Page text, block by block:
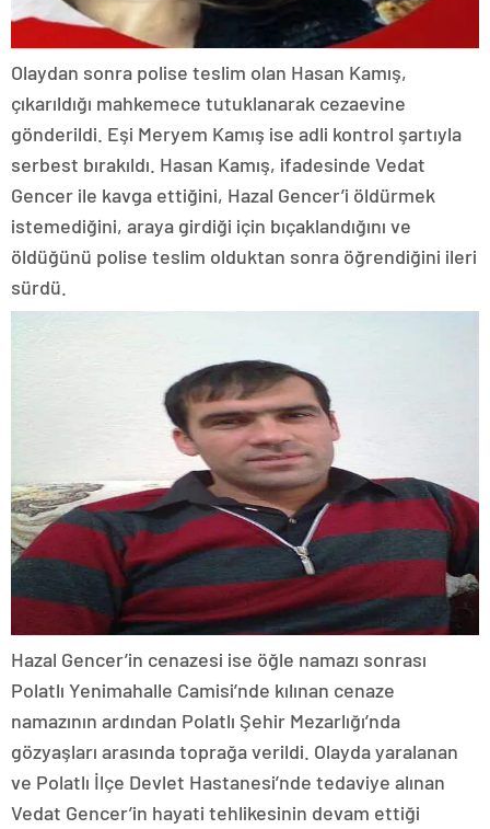
Olaydan sonra polise teslim olan Hasan Kamış,
çıkarıldığı mahkemece tutuklanarak cezaevine
gönderildi. Eşi Meryem Kamış ise adli kontrol şartıyla
serbest bırakıldı. Hasan Kamış, ifadesinde Vedat
Gencer ile kavga ettiğini, Hazal Gencer’i öldürmek
istemediğini, araya girdiği için bıçaklandığını ve
öldüğünü polise teslim olduktan sonra öğrendiğini ileri
sürdü.
Hazal Gencer’in cenazesi ise öğle namazı sonrası
Polatlı Yenimahalle Camisi’nde kılınan cenaze
namazının ardından Polatlı Şehir Mezarlığı’nda
gözyaşları arasında toprağa verildi. Olayda yaralanan
ve Polatlı İlçe Devlet Hastanesi’nde tedaviye alınan
Vedat Gencer’in hayati tehlikesinin devam ettiği